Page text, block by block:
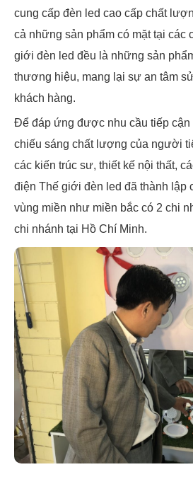
cung cấp đèn led cao cấp chất
cả những sản phẩm có mặt tại các
giới đèn led đều là những sản
thương hiệu, mang lại sự an tâm
khách hàng.
Để đáp ứng được nhu cầu tiếp cận
chiếu sáng chất lượng của người
các kiến trúc sư, thiết kế nội thất,
điện Thế giới đèn led đã thành lập
vùng miền như miền bắc có 2 chi
chi nhánh tại Hồ Chí Minh.